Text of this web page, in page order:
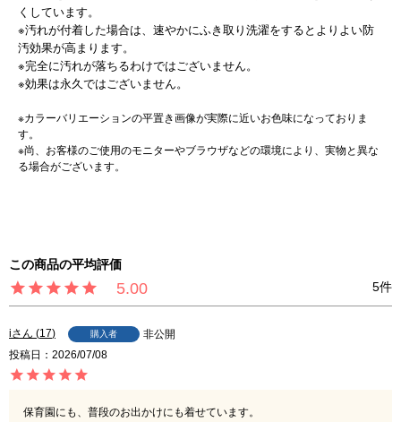
くしています。
※汚れが付着した場合は、速やかにふき取り洗濯をするとよりよい防
汚効果が高まります。
※完全に汚れが落ちるわけではございません。
※効果は永久ではございません。
※カラーバリエーションの平置き画像が実際に近いお色味になっておりま
す。
※尚、お客様のご使用のモニターやブラウザなどの環境により、実物と異な
る場合がございます。
5.00 5
i 17 購入者
非公開
投稿日
2026/07/08
保育園にも、普段のお出かけにも着せています。